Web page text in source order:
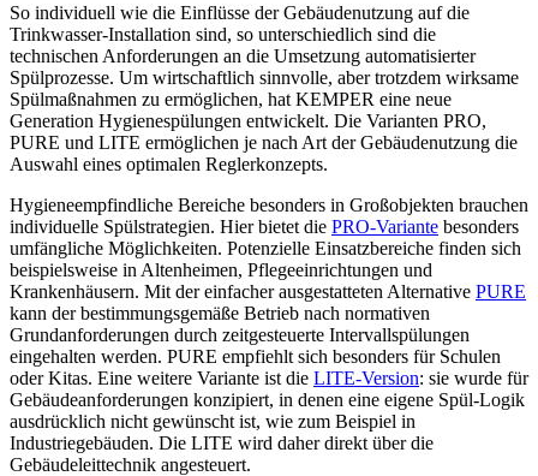
So individuell wie die Einflüsse der Gebäudenutzung auf die
Trinkwasser-Installation sind, so unterschiedlich sind die
technischen Anforderungen an die Umsetzung automatisierter
Spülprozesse. Um wirtschaftlich sinnvolle, aber trotzdem wirksame
Spülmaßnahmen zu ermöglichen, hat KEMPER eine neue
Generation Hygienespülungen entwickelt. Die Varianten PRO,
PURE und LITE ermöglichen je nach Art der Gebäudenutzung die
Auswahl eines optimalen Reglerkonzepts.
Hygieneempfindliche Bereiche besonders in Großobjekten brauchen
individuelle Spülstrategien. Hier bietet die PRO-Variante besonders
umfängliche Möglichkeiten. Potenzielle Einsatzbereiche finden sich
beispielsweise in Altenheimen, Pflegeeinrichtungen und
Krankenhäusern. Mit der einfacher ausgestatteten Alternative PURE
kann der bestimmungsgemäße Betrieb nach normativen
Grundanforderungen durch zeitgesteuerte Intervallspülungen
eingehalten werden. PURE empfiehlt sich besonders für Schulen
oder Kitas. Eine weitere Variante ist die LITE-Version: sie wurde für
Gebäudeanforderungen konzipiert, in denen eine eigene Spül-Logik
ausdrücklich nicht gewünscht ist, wie zum Beispiel in
Industriegebäuden. Die LITE wird daher direkt über die
Gebäudeleittechnik angesteuert.